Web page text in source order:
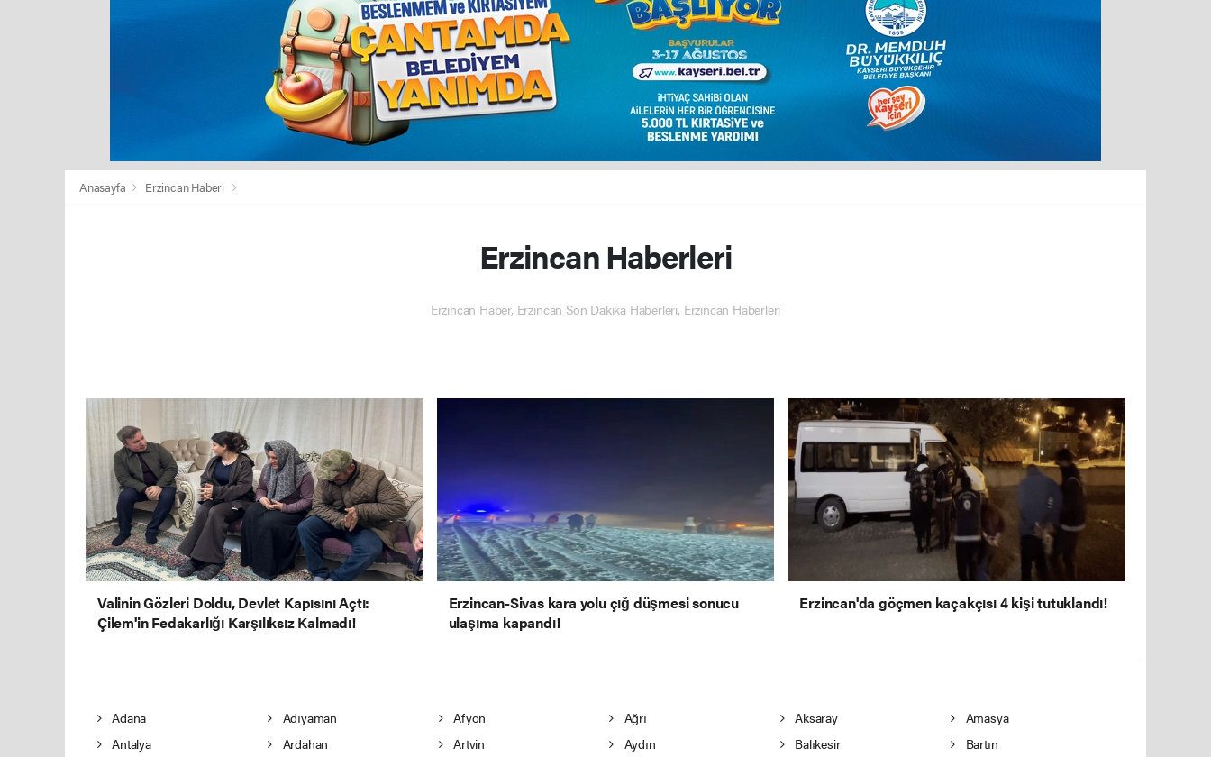
Anasayfa Erzincan Haberi
Erzincan Haberleri
Erzincan Haber, Erzincan Son Dakika Haberleri, Erzincan Haberleri
Valinin Gözleri Doldu, Devlet Kapısını Açtı:
Çilem'in Fedakarlığı Karşılıksız Kalmadı!
Erzincan-Sivas kara yolu çığ düşmesi sonucu
ulaşıma kapandı!
Erzincan'da göçmen kaçakçısı 4 kişi tutuklandı!
Adana Adıyaman Afyon Ağrı Aksaray
Amasya
Antalya
Ardahan Artvin Aydın Balıkesir
Bartın